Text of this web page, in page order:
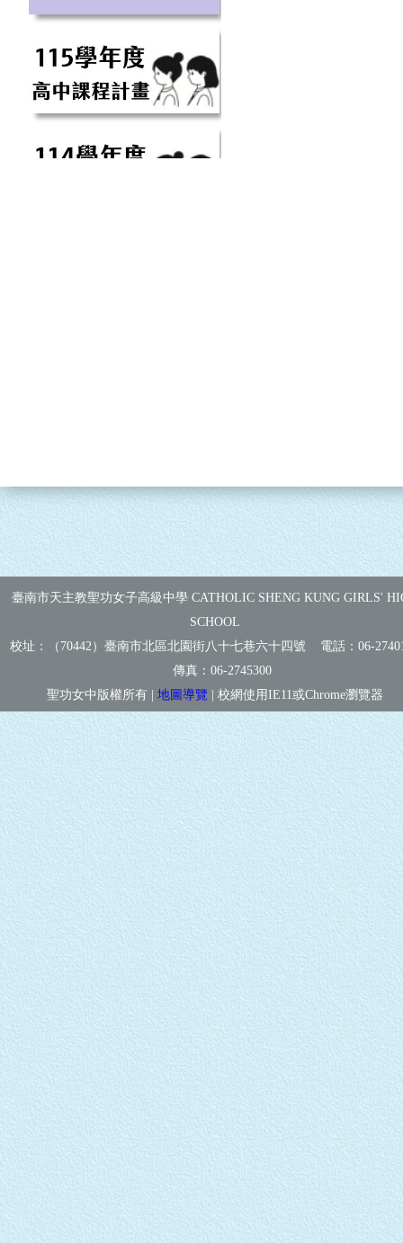
臺南市天主教聖功女子高級中學 CATHOLIC SHENG KUNG GIRLS'
SCHOOL
校址：（70442）臺南市北區北園街八十七巷六十四號 電話：06-
傳真： 06-2745300
聖功女中版權所有 | 地圖導覽 | 校網使用IE11或Chrome瀏覽器